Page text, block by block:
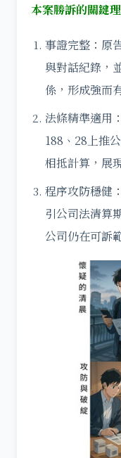
本案勝訴的關鍵
事證完整：原
與對話紀錄，
係，形成強而
法條精準適用
188、28上推
相抵計算，展
程序攻防穩健
引公司法清算
公司仍在可訴